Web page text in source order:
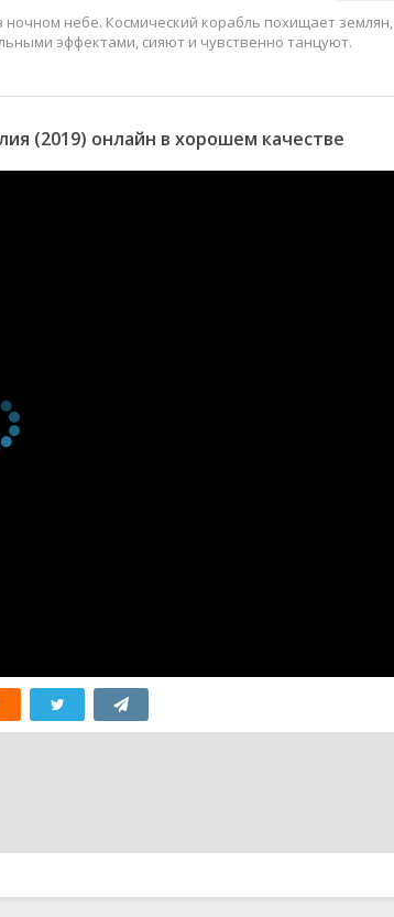
небе. Космический корабль похищает
эффектами, сияют и чувственно танцуют.
(2019) онлайн в хорошем качестве